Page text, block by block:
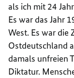
als ich mit 24
Es war das Jahr
West. Es war die
Ostdeutschland
damals unfreien
Diktatur.